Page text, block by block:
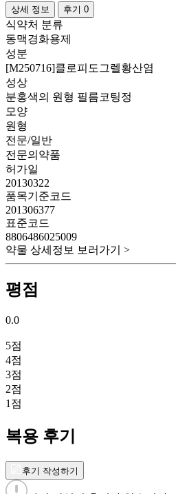
상세 정보 후기 0
식약처 분류
동맥경화용제
성분
[M250716]클로피도그렐황산염
성상
분홍색의 원형 필름코팅정
모양
원형
전문/일반
전문의약품
허가일
20130322
품목기준코드
201306377
표준코드
8806486025009
약물 상세정보 보러가기 >
평점
0.0
5점
4점
3점
2점
1 점
복용 후기
후기 작성하기